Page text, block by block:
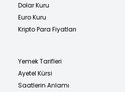
Dolar Kuru
Euro Kuru
Kripto Para Fiyatları
Yemek Tarifleri
Ayetel Kürsi
Saatlerin Anlamı